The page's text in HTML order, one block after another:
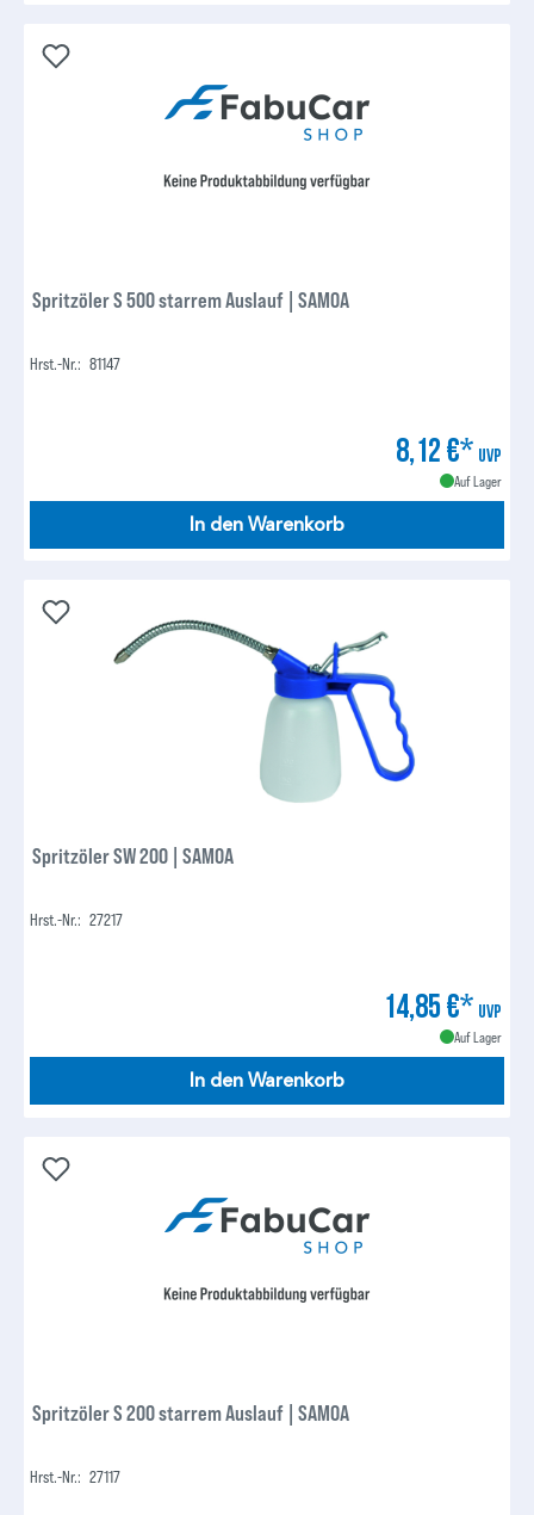
Spritzöler S 500 starrem Auslauf | SAMOA
Hrst.-Nr.: 81147
8,12 €* UVP
Auf Lager
In den Warenkorb
Spritzöler SW 200 | SAMOA
Hrst.-Nr.: 27217
14,85 €* UVP
Auf Lager
In den Warenkorb
Spritzöler S 200 starrem Auslauf | SAMOA
Hrst.-Nr.: 27117